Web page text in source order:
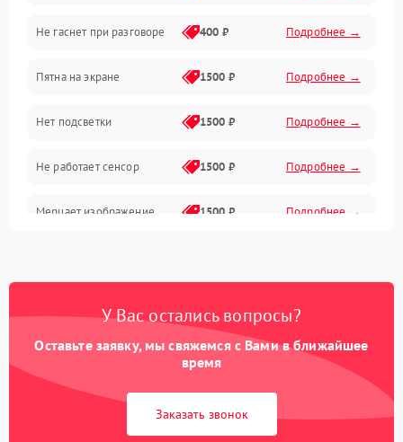
Зарядка
Проблемы с питанием, зарядкой и аккумулятором
Проблемы с работой системы, корпусом и другие
Не гаснет при разговоре 400 ₽ Подробнее →
Пятна на экране 1500 ₽ Подробнее →
Нет подсветки 1500 ₽ Подробнее →
Не работает сенсор 1500 ₽ Подробнее →
Мерцает изображение 1500 ₽ Подробнее →
У Вас остались вопросы?
Оставьте заявку, мы свяжемся с Вами в ближайшее
время
Заказать звонок